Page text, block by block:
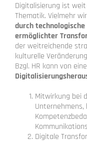
Digitalisierung ist
Thematik. Vielmehr
durch
ermöglichter
der weitreichende
kulturelle
Bzgl. HR kann von
Mitwirkung bei
Digitale